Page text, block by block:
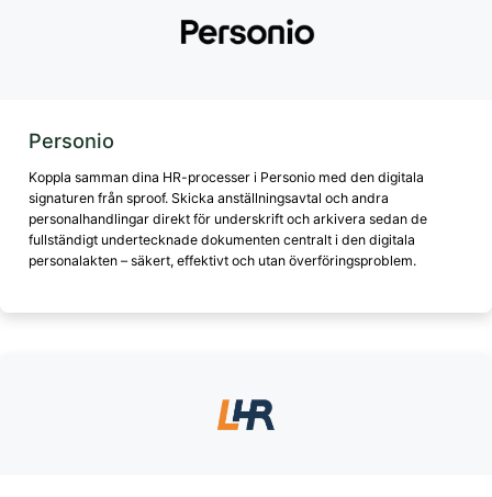
Personio
Koppla samman dina HR-processer i Personio med den digitala
signaturen från sproof. Skicka anställningsavtal och andra
personalhandlingar direkt för underskrift och arkivera sedan de
fullständigt undertecknade dokumenten centralt i den digitala
personalakten – säkert, effektivt och utan överföringsproblem.